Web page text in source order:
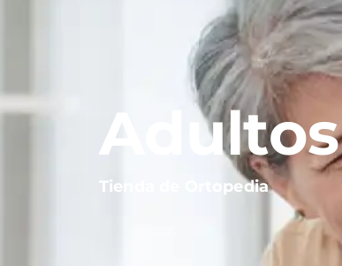
Tienda de Ortopedia